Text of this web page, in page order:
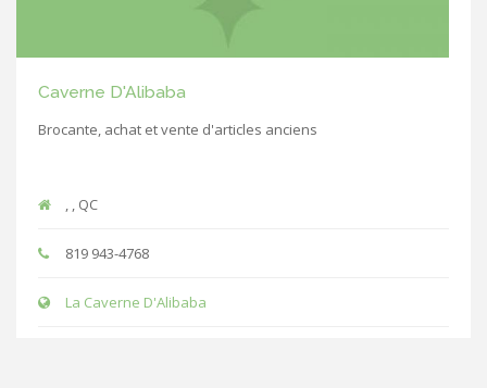
Caverne D'Alibaba
Brocante, achat et vente d'articles anciens
, , QC
819 943-4768
La Caverne D'Alibaba